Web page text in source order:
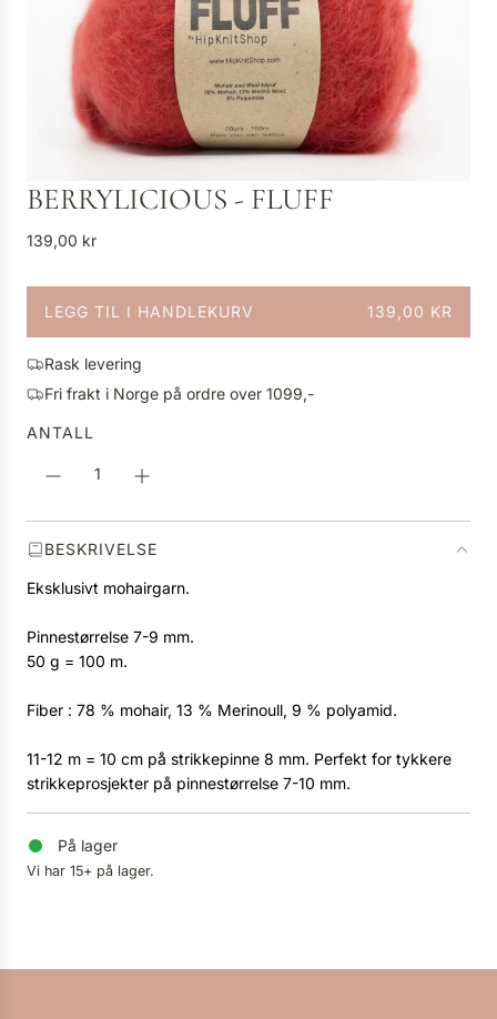
BERRYLICIOUS - FLUFF
V
n
i
g
p
i
139,00 kr
LEGG TIL I HANDLEKURV 139,00 KR
L
S
T
R
.
Rask levering
Fri frakt i Norge på ordre over 1099,-
ANTALL
BESKRIVELSE
Eksklusivt mohairgarn.
Pinnestørrelse 7-9 mm.
50 g = 100 m.
Fiber : 78 % mohair, 13 % Merinoull, 9 % polyamid.
11-12 m = 10 cm på strikkepinne 8 mm. Perfekt for tykkere
strikkeprosjekter på pinnestørrelse 7-10 mm.
På lager
Vi har 15+ på lager.